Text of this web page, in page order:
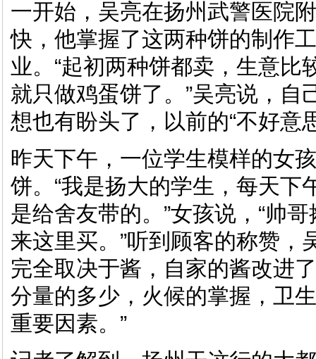
一开始，吴亮在扬州武警医院
快，他掌握了这两种饼的制作
业。“起初两种饼都卖，生意
就只做鸡蛋饼了。”吴亮说，
想也有盼头了，以前的“不好意
昨天下午，一位学生模样的女
饼。“我是扬大的学生，每天
是给舍友带的。”女孩说，“帅
来这里买。”听到顾客的称赞，
完全取决于酱，自家的酱改进
分量的多少，火候的掌握，卫
重要因素。”